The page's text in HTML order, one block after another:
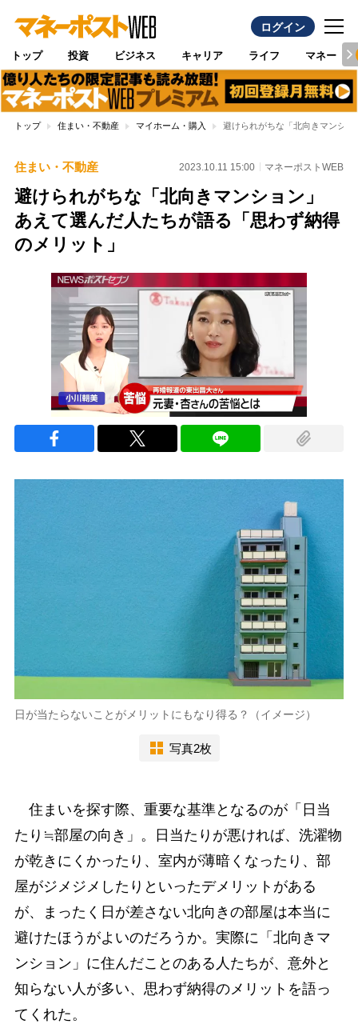
ログイン
トップ 投資 ビジネス キャリア ライフ マネー
トップ 住まい・不動産 マイホーム・購入 避けられがちな「北向きマンシ
住まい・不動産 2023.10.11 15:00 マネーポストWEB
避けられがちな「北向きマンション」
あえて選んだ人たちが語る「思わず納得
のメリット」
日が当たらないことがメリットにもなり得る？（イメージ）
写真2枚
住まいを探す際、重要な基準となるのが「日当
たり≒部屋の向き」。日当たりが悪ければ、洗濯物
が乾きにくかったり、室内が薄暗くなったり、部
屋がジメジメしたりといったデメリットがある
が、まったく日が差さない北向きの部屋は本当に
避けたほうがよいのだろうか。実際に「北向きマ
ンション」に住んだことのある人たちが、意外と
知らない人が多い、思わず納得のメリットを語っ
てくれた。